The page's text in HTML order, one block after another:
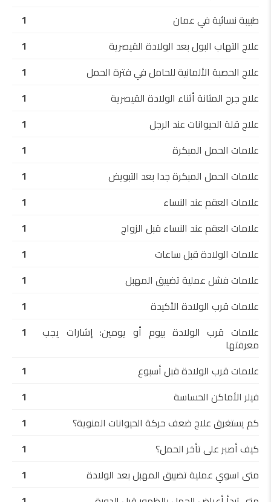
طبيبة نسائية في عمان
1
علاج التهاب البول بعد الولادة القيصرية
1
علاج الحصبة الألمانية للحامل في فترة الحمل
1
علاج جرح المثانة أثناء الولادة القيصرية
1
علاج قلة الحيوانات عند الرجل
1
علامات الحمل المبكرة
1
علامات الحمل المبكرة جدا بعد التبويض
1
علامات العقم عند النساء
1
علامات العقم عند النساء قبل الزواج
1
علامات الولادة قبل ساعات
1
علامات فشل عملية تضييق المهبل
1
علامات قرب الولادة الأكيدة
1
علامات قرب الولادة بيوم أو يومين: إشارات يجب
معرفتها
1
علامات قرب الولادة قبل أسبوع
1
فيلر الأماكن الحساسة
1
كم يستغرق علاج ضعف حركة الحيوانات المنوية؟
1
كيف أصبر على تأخر الحمل؟
1
متى اسوي عملية تضييق المهبل بعد الولادة
1